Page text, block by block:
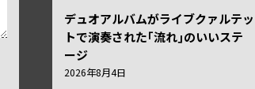
デュオアルバムがライブクァルテッ
トで演奏された｢流れ｣のいいステ
ージ
2026年8月4日